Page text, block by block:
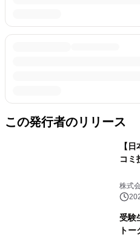
この発行者のリリース
【
コミ
株式
受験
ト